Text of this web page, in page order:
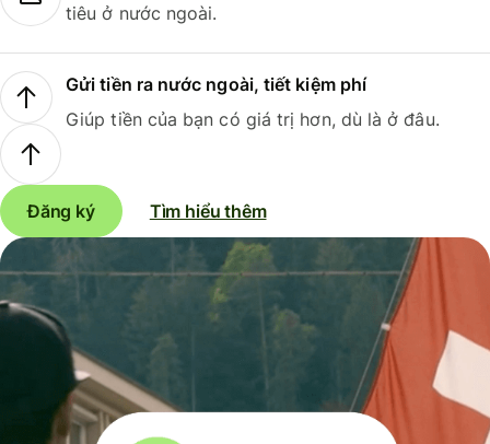
tiêu ở nước ngoài.
Gửi tiền ra nước ngoài, tiết kiệm phí
Giúp tiền của bạn có giá trị hơn, dù là ở đâu.
Đăng ký Tìm hiểu thêm